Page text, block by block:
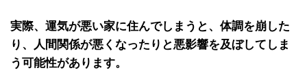
実際、運気が悪い家に住んでしまうと、体調を崩した
り、人間関係が悪くなったりと悪影響を及ぼしてしま
う可能性があります。